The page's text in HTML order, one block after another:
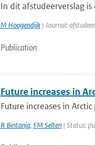
In dit afstudeerverslag
M Hoogendijk| Journal:
Publication
Future increases in
Future increases in
R Bintanja, FM Selten| Status: